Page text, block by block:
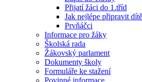
Přijatí žáci do 1.tříd
Jak nejlépe připravit
Prvňáčci
Informace pro žáky
Školská rada
Žákovský parlament
Dokumenty školy
Formuláře ke stažení
Povinné informace